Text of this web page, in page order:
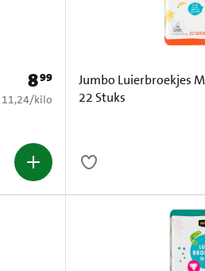
Prijs: € 8,99
899
€ 11,24 per kilo
11,24/kilo
Jumbo Luierbroekjes
22 Stuks